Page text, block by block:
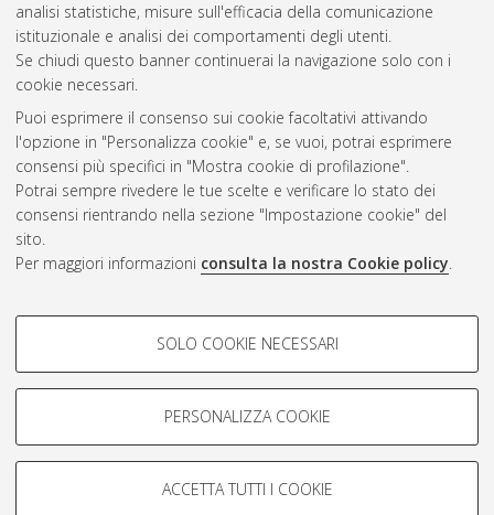
analisi statistiche, misure sull'efficacia della comunicazione
istituzionale e analisi dei comportamenti degli utenti.
Se chiudi questo banner continuerai la navigazione solo con i
cookie necessari.
Puoi esprimere il consenso sui cookie facoltativi attivando
l'opzione in "Personalizza cookie" e, se vuoi, potrai esprimere
consensi più specifici in "Mostra cookie di profilazione".
Potrai sempre rivedere le tue scelte e verificare lo stato dei
consensi rientrando nella sezione "Impostazione cookie" del
sito.
Per maggiori informazioni consulta la nostra Cookie policy.
COOKIE DI PROFILAZIONE -
Si tratta di cookie utilizzati per analizzare le caratteristiche della
navigazione degli utenti, creare profili in base al loro comportamento
Mostra cookie di profilazione
SOLO COOKIE NECESSARI
PERSONALIZZA COOKIE
ACCETTA TUTTI I COOKIE
Gestione del documento:
Atom
Rss 1.0
Rss 2.0
AMS Laurea
Impostazioni Cookie
Informativa sulla privacy
Condizioni d’uso del sito